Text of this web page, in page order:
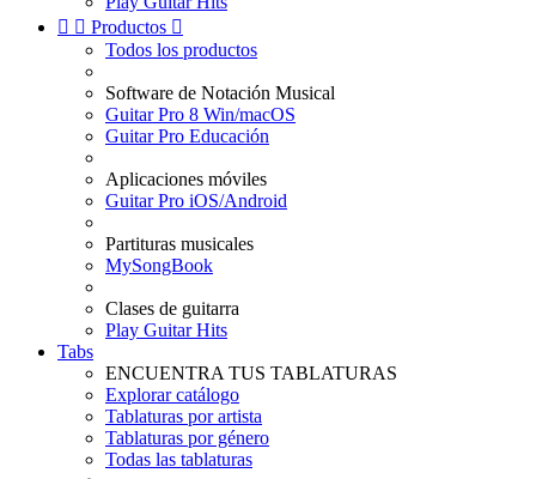
  Productos 
Todos los productos
Software de Notación Musical
Guitar Pro 8 Win/macOS
Guitar Pro Educación
Aplicaciones móviles
Guitar Pro iOS/Android
Partituras musicales
MySongBook
Clases de guitarra
Play Guitar Hits
Tabs
ENCUENTRA TUS TABLATURAS
Explorar catálogo
Tablaturas por artista
Tablaturas por género
Todas las tablaturas